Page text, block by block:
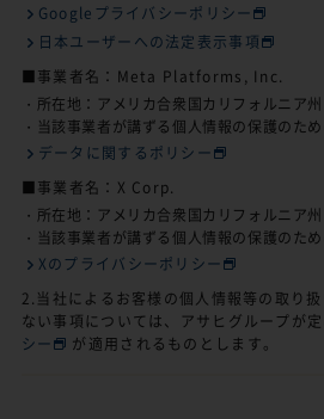
Googleプライバシーポリシー
日本ユーザーへの法定表示事項
■事業者名：Meta Platforms, Inc.
・所在地：アメリカ合衆国カリフォルニア州
・当該事業者が講ずる個人情報の保護のた
データに関するポリシー
■事業者名：X Corp.
・所在地：アメリカ合衆国カリフォルニア州
・当該事業者が講ずる個人情報の保護のた
Xのプライバシーポリシー
2.当社によるお客様の個人情報等の取り
ない事項については、アサヒグループが
シー
が適用されるものとします。